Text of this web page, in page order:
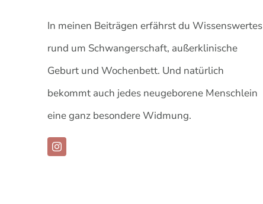
In meinen Beiträgen erfährst du Wissenswertes
rund um Schwangerschaft, außerklinische
Geburt und Wochenbett. Und natürlich
bekommt auch jedes neugeborene Menschlein
eine ganz besondere Widmung.